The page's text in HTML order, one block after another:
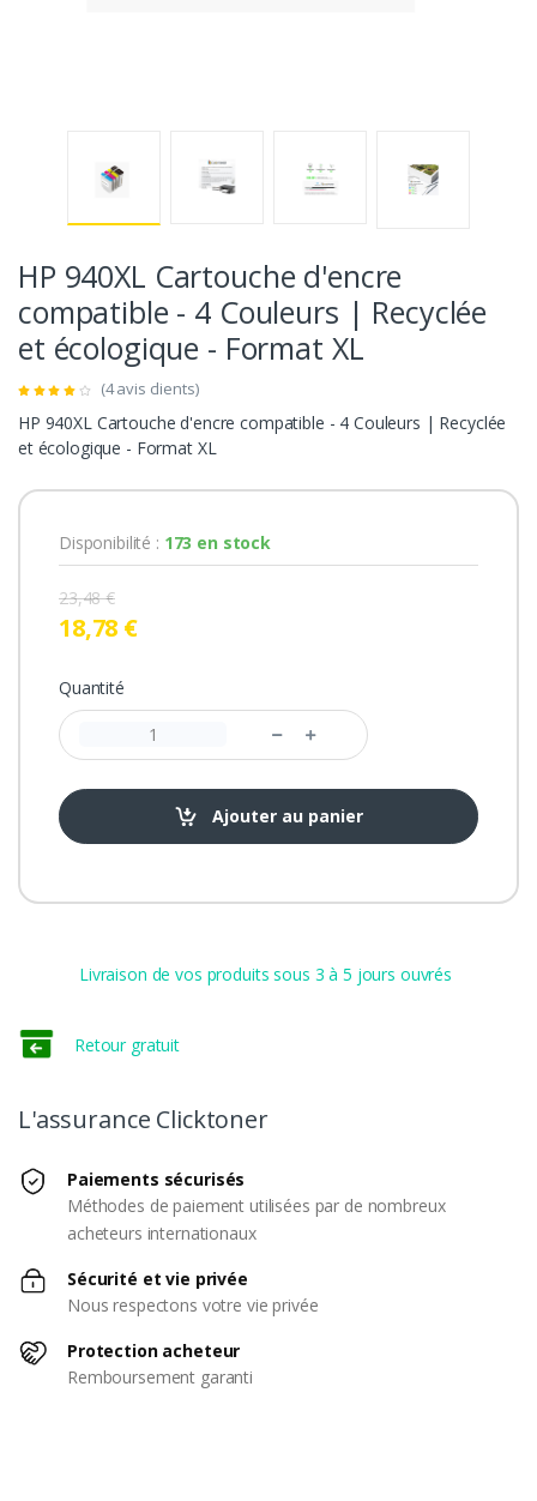
HP 940XL Cartouche d'encre
compatible - 4 Couleurs | Recyclée
et écologique - Format XL
(4 avis clients)
HP 940XL Cartouche d'encre compatible - 4 Couleurs | Recyclée
et écologique - Format XL
Disponibilité : 173 en stock
23,48 €
18,78 €
Quantité
Ajouter au panier
Livraison de vos produits sous 3 à 5 jours ouvrés
Retour gratuit
L'assurance Clicktoner
Paiements sécurisés
Méthodes de paiement utilisées par de nombreux
acheteurs internationaux
Sécurité et vie privée
Nous respectons votre vie privée
Protection acheteur
Remboursement garanti